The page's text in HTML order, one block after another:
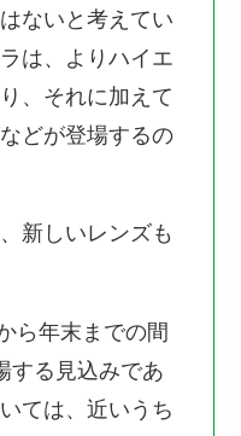
ないと考えてい
は、よりハイエ
、それに加えて
どが登場するの
新しいレンズも
ら年末までの間
する見込みであ
ては、近いうち